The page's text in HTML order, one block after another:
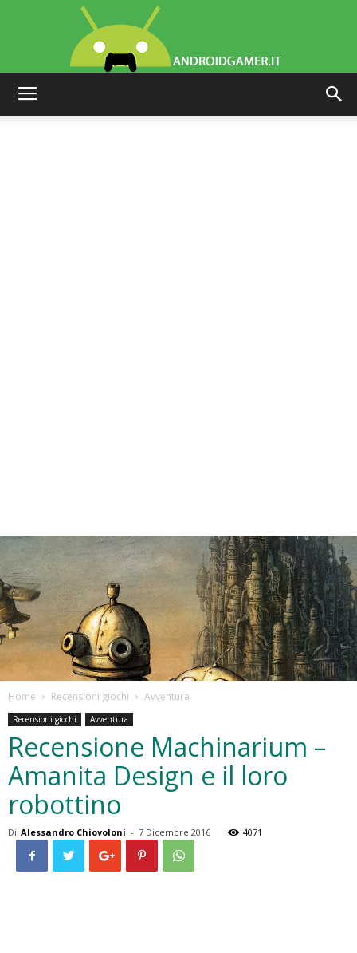
Home Recensioni giochi Avventura
Recensioni giochi Avventura
Recensione Machinarium –
Amanita Design e il loro
robottino
Di Alessandro Chiovoloni - 7 Dicembre 2016 4071